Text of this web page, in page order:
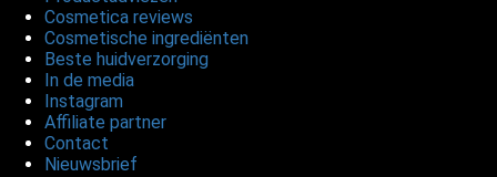
Cosmetica reviews
Cosmetische ingrediënten
Beste huidverzorging
In de media
Instagram
Affiliate partner
Contact
Nieuwsbrief